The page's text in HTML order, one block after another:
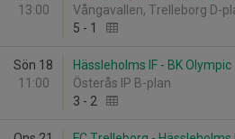
13:00
Vångavallen, Trelleborg D-
5 - 1
Sön 18
11:00
Hässleholms IF - BK Olympic
Österås IP B-plan
3 - 2